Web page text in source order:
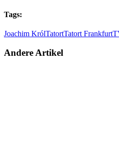
Tags:
Joachim KrólTatortTatort Frankfurt
Andere Artikel